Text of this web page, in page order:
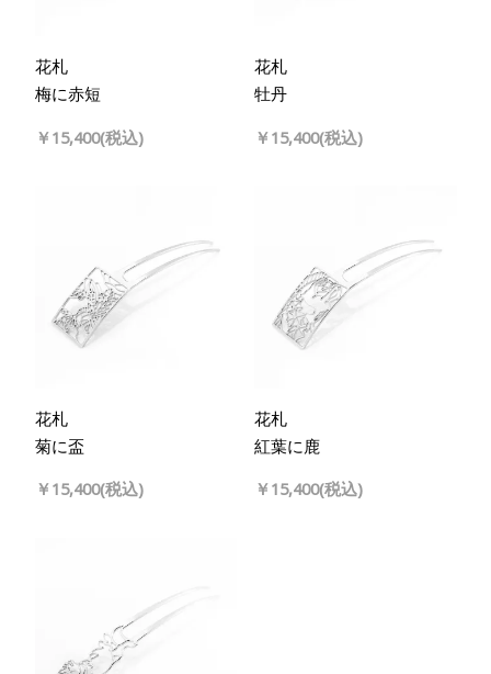
花札
梅に赤短
￥15,400(税込)
花札
牡丹
￥15,400(税込)
花札
菊に盃
￥15,400(税込)
花札
紅葉に鹿
￥15,400(税込)